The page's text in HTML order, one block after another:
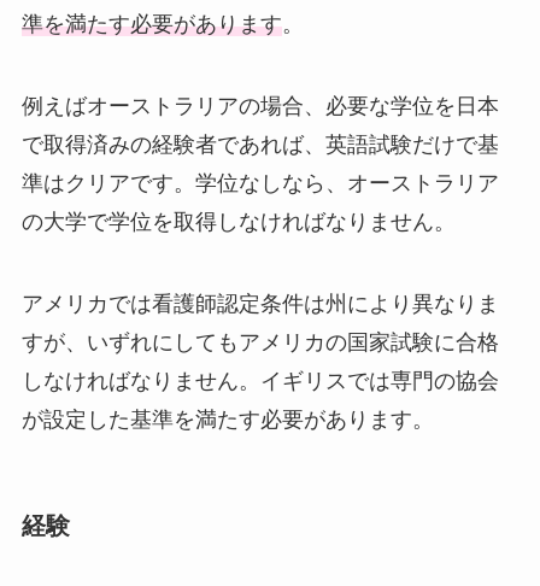
準を満たす必要があります。
例えばオーストラリアの場合、必要な学位を日本
で取得済みの経験者であれば、英語試験だけで基
準はクリアです。学位なしなら、オーストラリア
の大学で学位を取得しなければなりません。
アメリカでは看護師認定条件は州により異なりま
すが、いずれにしてもアメリカの国家試験に合格
しなければなりません。イギリスでは専門の協会
が設定した基準を満たす必要があります。
経験